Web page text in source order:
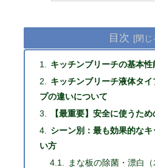
目次
キッチンブリーチの基本性
キッチンブリーチ液体タ
プの違いについて
【最重要】安全に使うた
シーン別：最も効果的な
い方
まな板の除菌・漂白（